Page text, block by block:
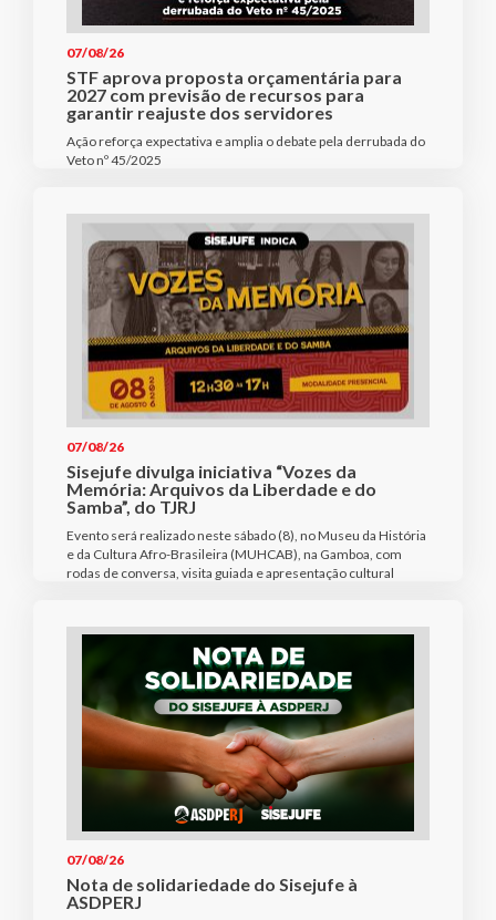
07/08/26
STF aprova proposta orçamentária para
2027 com previsão de recursos para
garantir reajuste dos servidores
Ação reforça expectativa e amplia o debate pela derrubada do
Veto nº 45/2025
07/08/26
Sisejufe divulga iniciativa “Vozes da
Memória: Arquivos da Liberdade e do
Samba”, do TJRJ
Evento será realizado neste sábado (8), no Museu da História
e da Cultura Afro-Brasileira (MUHCAB), na Gamboa, com
rodas de conversa, visita guiada e apresentação cultural
07/08/26
Nota de solidariedade do Sisejufe à
ASDPERJ